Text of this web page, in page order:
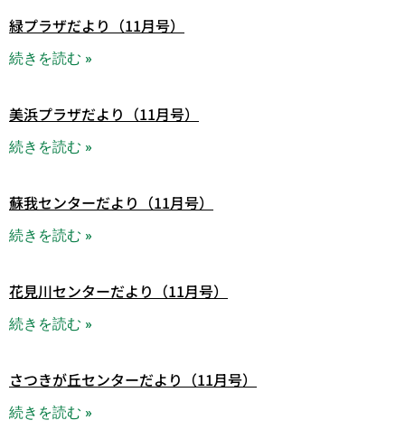
緑プラザだより（11月号）
続きを読む »
美浜プラザだより（11月号）
続きを読む »
蘇我センターだより（11月号）
続きを読む »
花見川センターだより（11月号）
続きを読む »
さつきが丘センターだより（11月号）
続きを読む »